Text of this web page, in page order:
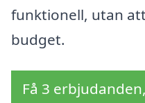
funktionell, utan
budget.
Få 3